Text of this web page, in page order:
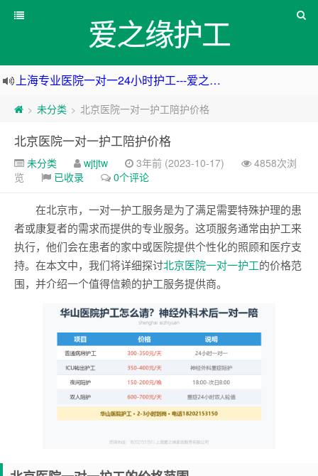
爱之缘护工
上海专业医院一对一24小时护工---爱之缘护工 18202153150
> 未分类 > 北京医院一对一护工陪护价格
北京医院一对一护工陪护价格
未分类 wjtjtw 3年前 (2023-10-17)
4858次浏
览
已收录 0个评论
在北京市，一对一护工服务是为了满足需要特殊护理的患
者或康复者的需求而提供的专业服务。这项服务通常由护工来
执行，他们会在患者的家中或医院提供个性化的照顾和医疗支
持。在本文中，我们将详细探讨北京医院一对一护工的价格范
围，并介绍一个值得信赖的护工服务提供商。